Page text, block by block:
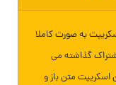
به صورت کاملا
گذاشته می
اسکریپت متن باز و